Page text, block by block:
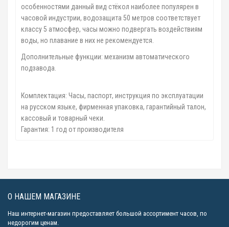
особенностями данный вид стёкол наиболее популярен в
часовой индустрии, водозащита 50 метров соответствует
классу 5 атмосфер, часы можно подвергать воздействиям
воды, но плавание в них не рекомендуется.
Дополнительные функции: механизм автоматического
подзавода.
Комплектация: Часы, паспорт, инструкция по эксплуатации
на русском языке, фирменная упаковка, гарантийный талон,
кассовый и товарный чеки.
Гарантия: 1 год от производителя
О НАШЕМ МАГАЗИНЕ
Наш интернет-магазин предоставляет большой ассортимент часов, по
недорогим ценам.